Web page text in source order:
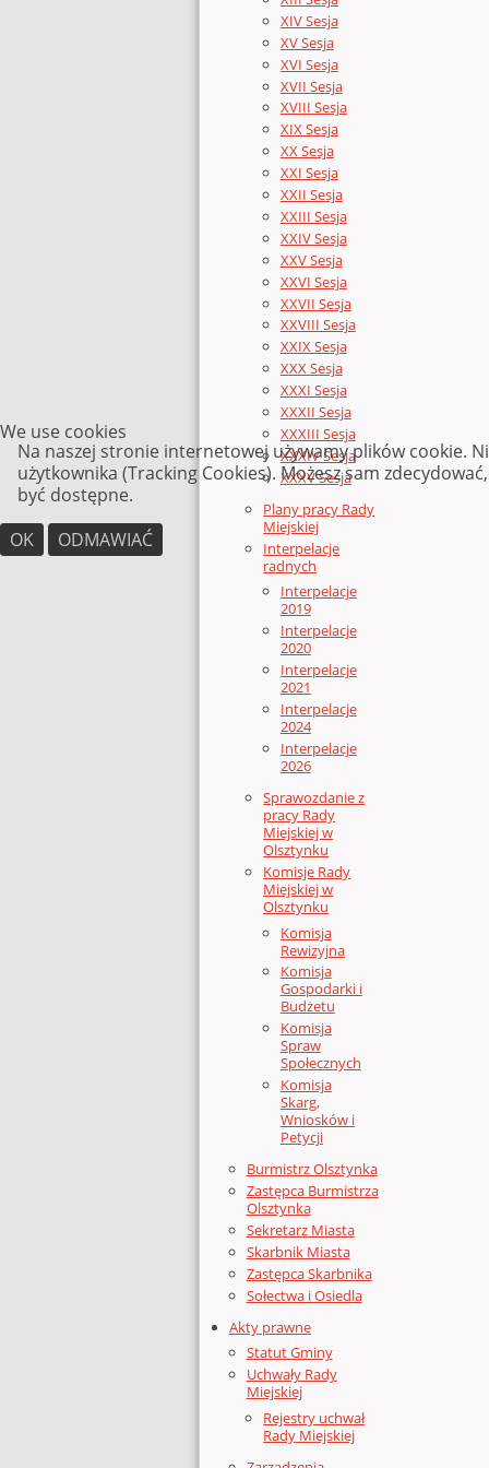
XIV Sesja
XV Sesja
XVI Sesja
XVII Sesja
XVIII Sesja
XIX Sesja
XX Sesja
XXI Sesja
XXII Sesja
XXIII Sesja
XXIV Sesja
XXV Sesja
XXVI Sesja
XXVII Sesja
XXVIII Sesja
XXIX Sesja
XXX Sesja
XXXI Sesja
XXXII Sesja
XXXIII Sesja
XXXIV Sesja
XXXV Sesja
Plany pracy Rady
Miejskiej
Interpelacje
radnych
Interpelacje
2019
Interpelacje
2020
Interpelacje
2021
Interpelacje
2024
Interpelacje
2026
Sprawozdanie z
pracy Rady
Miejskiej w
Olsztynku
Komisje Rady
Miejskiej w
Olsztynku
Komisja
Rewizyjna
Komisja
Gospodarki i
Budżetu
Komisja
Spraw
Społecznych
Komisja
Skarg,
Wniosków i
Petycji
Burmistrz Olsztynka
Zastępca Burmistrza
Olsztynka
Sekretarz Miasta
Skarbnik Miasta
Zastępca Skarbnika
Sołectwa i Osiedla
Akty prawne
Statut Gminy
Uchwały Rady
Miejskiej
Rejestry uchwał
Rady Miejskiej
We use cookies
Na naszej stronie internetowej używamy plików cookie.
użytkownika (Tracking Cookies). Możesz sam
być dostępne.
OK
ODMAWIAĆ